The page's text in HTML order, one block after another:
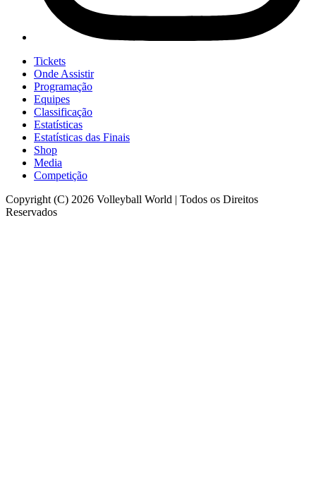
Tickets
Onde Assistir
Programação
Equipes
Classificação
Estatísticas
Estatísticas das Finais
Shop
Media
Competição
Copyright (C) 2026 Volleyball World | Todos os Direitos
Reservados